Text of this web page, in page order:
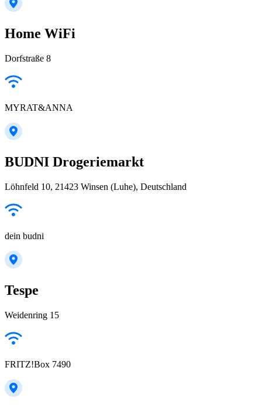
Home WiFi
Dorfstraße 8
MYRAT&ANNA
BUDNI Drogeriemarkt
Löhnfeld 10, 21423 Winsen (Luhe), Deutschland
dein budni
Tespe
Weidenring 15
FRITZ!Box 7490